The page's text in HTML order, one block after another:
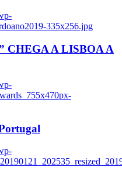
335x256.jpg
CHEGA A LISBOA A